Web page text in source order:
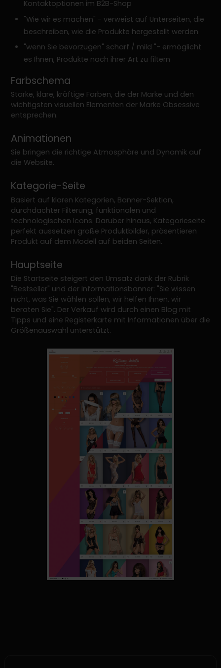
Kontaktoptionen im B2B-Shop
"Wie wir es machen" - verweist auf Unterseiten, die
beschreiben, wie die Produkte hergestellt werden
"wenn Sie bevorzugen" scharf / mild "- ermöglicht
es Ihnen, Produkte nach ihrer Art zu filtern
Farbschema
Starke, klare, kräftige Farben, die der Marke und den
wichtigsten visuellen Elementen der Marke Obsessive
entsprechen.
Animationen
Sie bringen die richtige Atmosphäre und Dynamik auf
die Website.
Kategorie-Seite
Basiert auf klaren Kategorien, Banner-Sektion,
durchdachter Filterung, funktionalen und
technologischen Icons. Darüber hinaus, Kategorieseite
perfekt aussetzen große Produktbilder, präsentieren
Produkt auf dem Modell auf beiden Seiten.
Hauptseite
Die Startseite steigert den Umsatz dank der Rubrik
"Bestseller" und der Informationsbanner: "Sie wissen
nicht, was Sie wählen sollen, wir helfen Ihnen, wir
beraten Sie". Der Verkauf wird durch einen Blog mit
Tipps und eine Registerkarte mit Informationen über die
Größenauswahl unterstützt.